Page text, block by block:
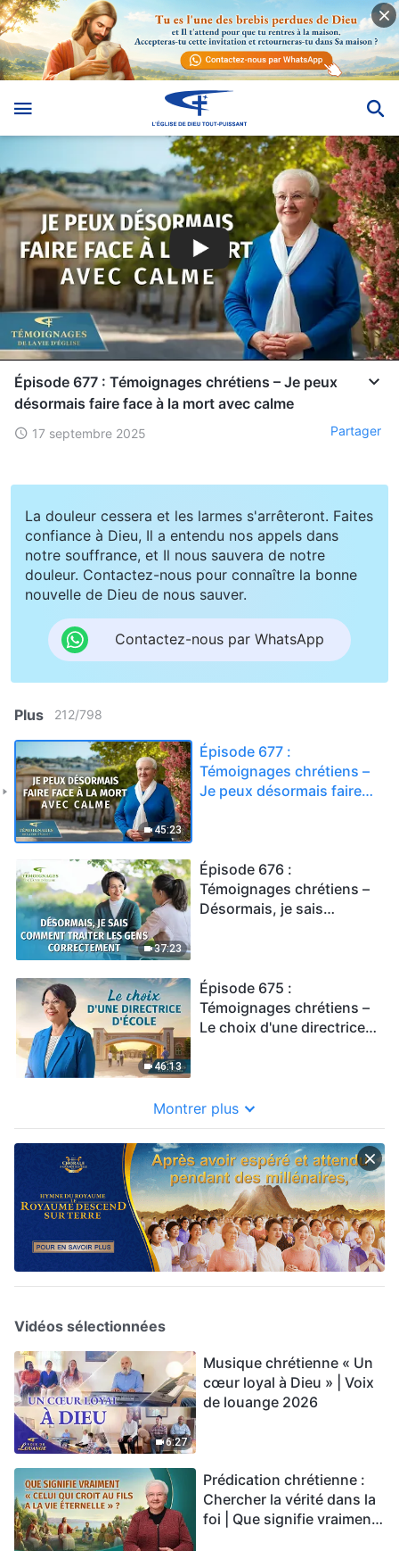
Épisode 677 : Témoignages chrétiens – Je peux
désormais faire face à la mort avec calme
17 septembre 2025 Partager
La douleur cessera et les larmes s'arrêteront. Faites
confiance à Dieu, Il a entendu nos appels dans
notre souffrance, et Il nous sauvera de notre
douleur. Contactez-nous pour connaître la bonne
nouvelle de Dieu de nous sauver.
Contactez-nous par WhatsApp
Plus 212/798
45:23
Épisode 677 :
Témoignages chrétiens –
Je peux désormais faire
37:23
Épisode 676 :
Témoignages chrétiens –
Désormais, je sais
46:13
Épisode 675 :
Témoignages chrétiens –
Le choix d'une directrice
Montrer plus
Vidéos sélectionnées
6:27
Musique chrétienne « Un
cœur loyal à Dieu » | Voix
de louange 2026
Prédication chrétienne :
Chercher la vérité dans la
foi | Que signifie vraiment